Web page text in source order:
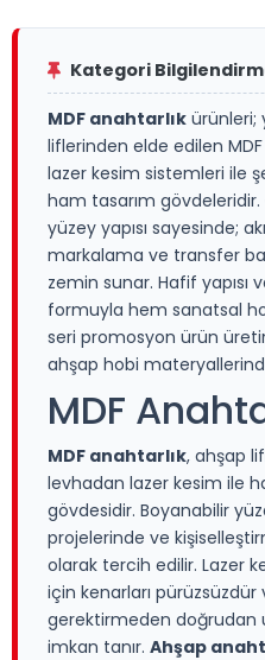
Kategori
MDF anahtarlık ürünleri;
liflerinden elde edilen
lazer kesim sistemleri ile
ham tasarım
yüzey yapısı sayesinde;
markalama ve transfer
zemin sunar. Hafif yapısı
formuyla hem sanatsal
seri promosyon ürün
ahşap hobi
MDF
MDF anahtarlık, ahşap
levhadan lazer kesim ile
gövdesidir. Boyanabilir
projelerinde ve
olarak tercih edilir. Lazer
için kenarları pürüzsüzdür
gerektirmeden doğrudan
imkan tanır. Ahşap